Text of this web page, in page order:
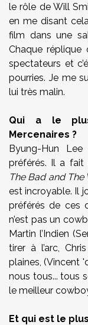
le rôle de Will
en me disant
film dans une
Chaque
spectateurs et
pourries. Je me
lui très malin.
Qui a le
Mercenaires ?
Byung-Hun
préférés. Il a fait
The Bad and The
est incroyable. Il
préférés de ces
n’est pas un
Martin l’Indien
tirer à l’arc,
plaines, (Vincent
nous tous... tous
le meilleur
Et qui est le